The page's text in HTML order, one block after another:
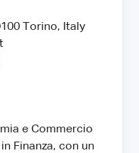
Torino, Italy
e Commercio
Finanza, con un